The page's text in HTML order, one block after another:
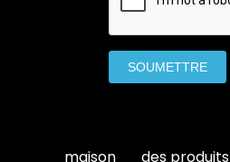
SOUMETTRE
maison des produits